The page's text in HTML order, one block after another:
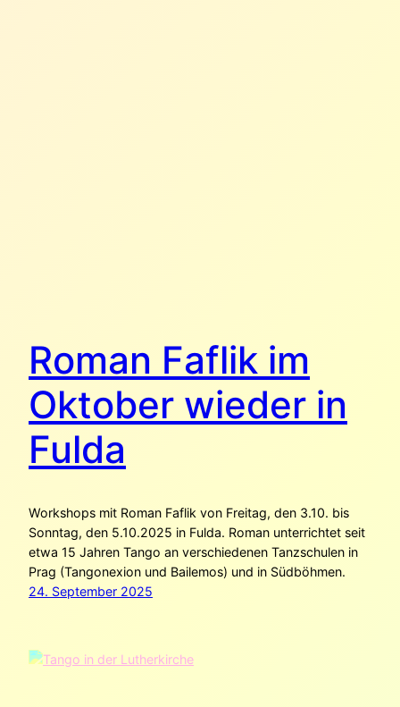
Roman Faflik im
Oktober wieder in
Fulda
Workshops mit Roman Faflik von Freitag, den 3.10. bis
Sonntag, den 5.10.2025 in Fulda. Roman unterrichtet seit
etwa 15 Jahren Tango an verschiedenen Tanzschulen in
Prag (Tangonexion und Bailemos) und in Südböhmen.
24. September 2025